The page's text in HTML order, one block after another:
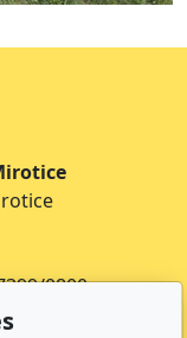
0800
0800